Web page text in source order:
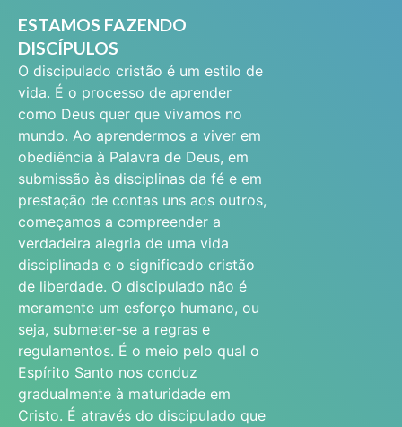
ESTAMOS FAZENDO
DISCÍPULOS
O discipulado cristão é um estilo de
vida. É o processo de aprender
como Deus quer que vivamos no
mundo. Ao aprendermos a viver em
obediência à Palavra de Deus, em
submissão às disciplinas da fé e em
prestação de contas uns aos outros,
começamos a compreender a
verdadeira alegria de uma vida
disciplinada e o significado cristão
de liberdade. O discipulado não é
meramente um esforço humano, ou
seja, submeter-se a regras e
regulamentos. É o meio pelo qual o
Espírito Santo nos conduz
gradualmente à maturidade em
Cristo. É através do discipulado que